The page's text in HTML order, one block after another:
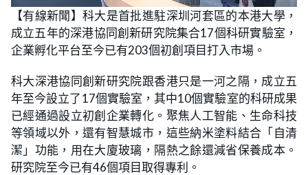
n
m
t
e
o
a
d
e
d
:
2
7
7
%
【有線新聞】科大是首批進駐深圳河套區的本港大學，
成立五年的深港協同創新研究院集合17個科研實驗室，
企業孵化平台至今已有203個初創項目打入市場。
科大深港協同創新研究院跟香港只是一河之隔，成立五
年至今設立了17個實驗室，其中10個實驗室的科研成果
已經通過設立初創企業轉化。聚焦人工智能、生命科技
等領域以外，還有智慧城市，這些納米塗料結合「自清
潔」功能，用在大廈玻璃，隔熱之餘還減省保養成本。
研究院至今已有46個項目取得專利。